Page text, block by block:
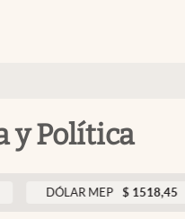
y Política
DÓLAR MEP $ 1518,45 -0.05